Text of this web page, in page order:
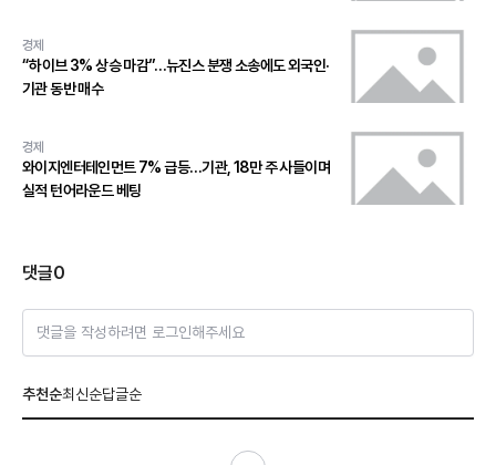
경제
“하이브 3% 상승 마감”…뉴진스 분쟁 소송에도 외국인·
기관 동반 매수
경제
와이지엔터테인먼트 7% 급등…기관, 18만 주 사들이며
실적 턴어라운드 베팅
댓글0
댓글을 작성하려면 로그인해주세요
추천순최신순답글순